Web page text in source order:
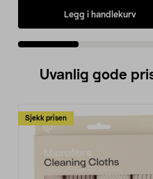
Legg i handlekurv
Uvanlig gode
Sjekk prisen